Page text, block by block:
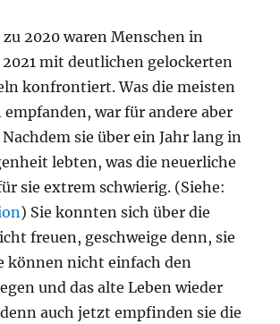
2020 waren Menschen in
mit deutlichen gelockerten
konfrontiert. Was die meisten
war für andere aber
sie über ein Jahr lang in
lebten, was die neuerliche
sie extrem schwierig. (Siehe:
) Sie konnten sich über die
freuen, geschweige denn, sie
können nicht einfach den
und das alte Leben wieder
auch jetzt empfinden sie die